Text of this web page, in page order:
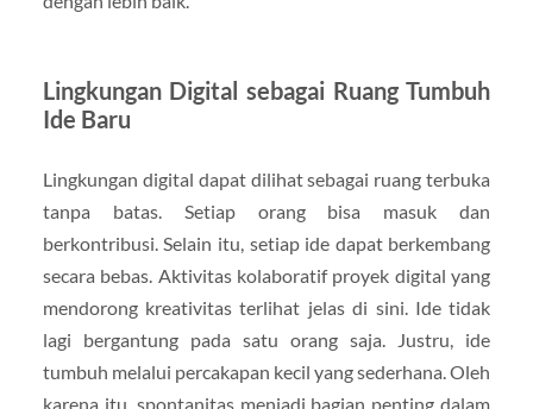
Lingkungan Digital sebagai Ruang Tumbuh
Ide Baru
Lingkungan digital dapat dilihat sebagai ruang terbuka
tanpa batas. Setiap orang bisa masuk dan
berkontribusi. Selain itu, setiap ide dapat berkembang
secara bebas. Aktivitas kolaboratif proyek digital yang
mendorong kreativitas terlihat jelas di sini. Ide tidak
lagi bergantung pada satu orang saja. Justru, ide
tumbuh melalui percakapan kecil yang sederhana. Oleh
karena itu, spontanitas menjadi bagian penting dalam